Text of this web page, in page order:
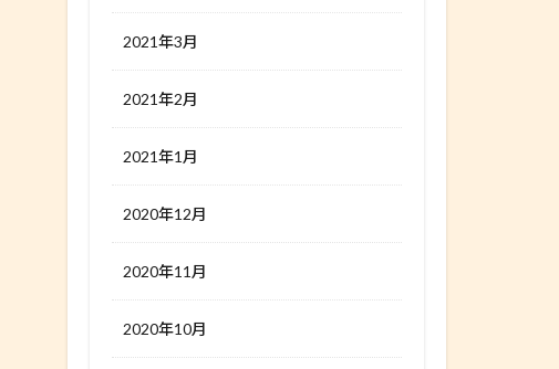
2021年3月
2021年2月
2021年1月
2020年12月
2020年11月
2020年10月